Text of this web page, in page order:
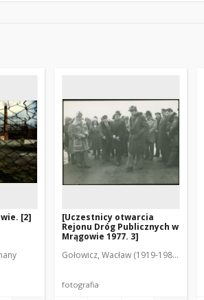
[2]
[Uczestnicy otwarcia
Rejonu Dróg Publicznych w
Mrągowie 1977. 3]
Gołowicz, Wacław (1919-1983). Fot.
fotografia